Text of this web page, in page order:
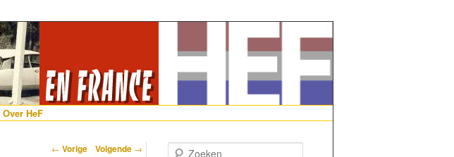
Over HeF
Berichtnavigatie
← Vorige Volgende → Zoeken